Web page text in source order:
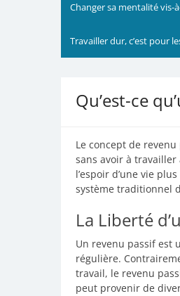
Changer sa mentalité vis-
Travailler dur, c’est pour
Qu’est-ce
Le concept de
sans avoir à
l’espoir d’une vie
système traditionnel
La Liberté
Un revenu passif est
régulière.
travail, le revenu
peut provenir de